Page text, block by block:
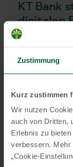
Zustimmung
Kurz zustimmen
Wir nutzen
auch von Dritten,
Erlebnis zu
verbessern. Mehr
„Cookie-
KT Bank
digitalen
Minuten
(Frankfurt,
der
sofort